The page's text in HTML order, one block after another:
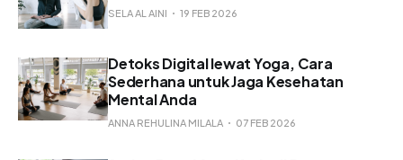
SELA AL AINI 19 FEB 2026
Detoks Digital lewat Yoga, Cara
Sederhana untuk Jaga Kesehatan
Mental Anda
ANNA REHULINA MILALA 07 FEB 2026